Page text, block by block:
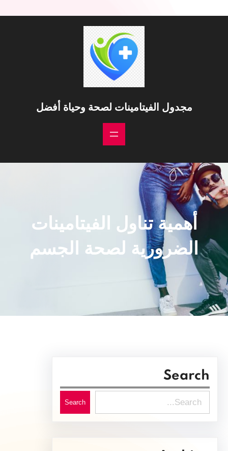
مجدول الفيتامينات لصحة وحياة أفضل
أهمية تناول الفيتامينات
الضرورية لصحة الجسم
Search
e
Search